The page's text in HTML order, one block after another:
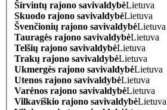
Širvintų rajono savivaldybėLietuva
Skuodo rajono savivaldybėLietuva
Švenčionių rajono savivaldybėLietuva
Tauragės rajono savivaldybėLietuva
Telšių rajono savivaldybėLietuva
Trakų rajono savivaldybėLietuva
Ukmergės rajono savivaldybėLietuva
Utenos rajono savivaldybėLietuva
Varėnos rajono savivaldybėLietuva
Vilkaviškio rajono savivaldybėLietuva